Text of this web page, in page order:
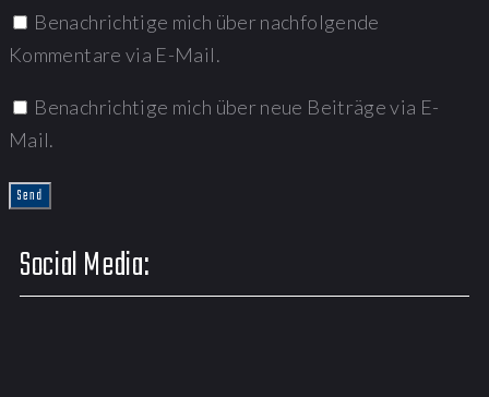
Benachrichtige mich über nachfolgende
Kommentare via E-Mail.
Benachrichtige mich über neue Beiträge via E-
Mail.
Social Media: